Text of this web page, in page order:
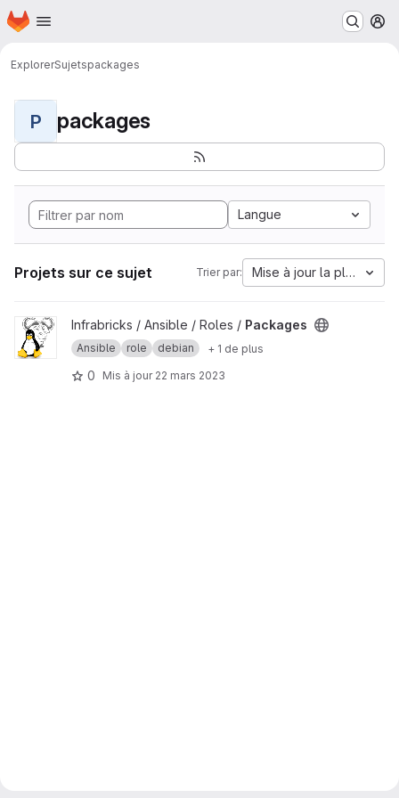
Passer au contenu principal
Page d'accueil
ExplorerSujetspackages
P packages
Langue
Projets sur ce sujet Trier par: Mise à jour la plus
Afficher le projet Packages
Infrabricks / Ansible / Roles / Packages
Ansible role debian + 1 de plus
0 Mis à jour 22 mars 2023